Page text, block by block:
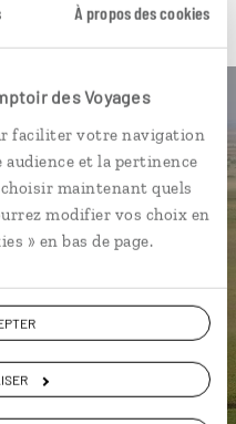
À propos des cookies
des Voyages
faciliter votre navigation
et la pertinence
maintenant quels
modifier vos choix en
» en bas de page.
voyage
?
Maun